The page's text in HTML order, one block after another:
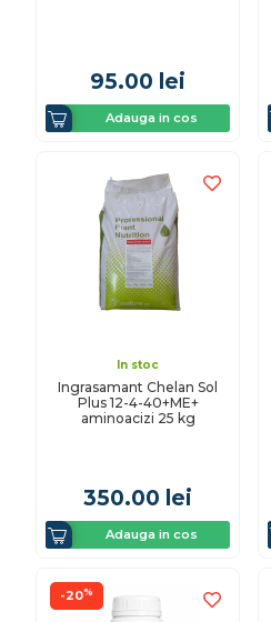
95.00 lei
Adauga in cos
In stoc
Ingrasamant Chelan Sol
Plus 12-4-40+ME+
aminoacizi 25 kg
350.00 lei
Adauga in cos
-20%